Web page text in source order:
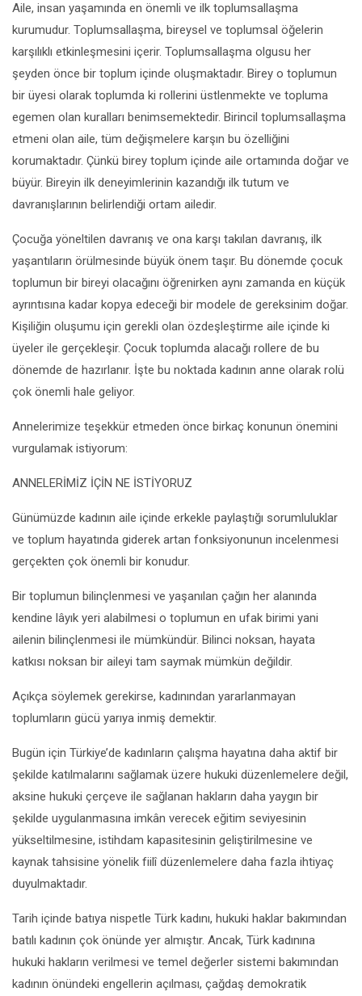
Aile, insan yaşamında en önemli ve ilk toplumsallaşma
kurumudur. Toplumsallaşma, bireysel ve toplumsal öğelerin
karşılıklı etkinleşmesini içerir. Toplumsallaşma olgusu her
şeyden önce bir toplum içinde oluşmaktadır. Birey o toplumun
bir üyesi olarak toplumda ki rollerini üstlenmekte ve topluma
egemen olan kuralları benimsemektedir. Birincil toplumsallaşma
etmeni olan aile, tüm değişmelere karşın bu özelliğini
korumaktadır. Çünkü birey toplum içinde aile ortamında doğar ve
büyür. Bireyin ilk deneyimlerinin kazandığı ilk tutum ve
davranışlarının belirlendiği ortam ailedir.
Çocuğa yöneltilen davranış ve ona karşı takılan davranış, ilk
yaşantıların örülmesinde büyük önem taşır. Bu dönemde çocuk
toplumun bir bireyi olacağını öğrenirken aynı zamanda en küçük
ayrıntısına kadar kopya edeceği bir modele de gereksinim doğar.
Kişiliğin oluşumu için gerekli olan özdeşleştirme aile içinde ki
üyeler ile gerçekleşir. Çocuk toplumda alacağı rollere de bu
dönemde de hazırlanır. İşte bu noktada kadının anne olarak rolü
çok önemli hale geliyor.
Annelerimize teşekkür etmeden önce birkaç konunun önemini
vurgulamak istiyorum:
ANNELERİMİZ İÇİN NE İSTİYORUZ
Günümüzde kadının aile içinde erkekle paylaştığı sorumluluklar
ve toplum hayatında giderek artan fonksiyonunun incelenmesi
gerçekten çok önemli bir konudur.
Bir toplumun bilinçlenmesi ve yaşanılan çağın her alanında
kendine lâyık yeri alabilmesi o toplumun en ufak birimi yani
ailenin bilinçlenmesi ile mümkündür. Bilinci noksan, hayata
katkısı noksan bir aileyi tam saymak mümkün değildir.
Açıkça söylemek gerekirse, kadınından yararlanmayan
toplumların gücü yarıya inmiş demektir.
Bugün için Türkiye’de kadınların çalışma hayatına daha aktif bir
şekilde katılmalarını sağlamak üzere hukuki düzenlemelere değil,
aksine hukuki çerçeve ile sağlanan hakların daha yaygın bir
şekilde uygulanmasına imkân verecek eğitim seviyesinin
yükseltilmesine, istihdam kapasitesinin geliştirilmesine ve
kaynak tahsisine yönelik fiilî düzenlemelere daha fazla ihtiyaç
duyulmaktadır.
Tarih içinde batıya nispetle Türk kadını, hukuki haklar bakımından
batılı kadının çok önünde yer almıştır. Ancak, Türk kadınına
hukuki hakların verilmesi ve temel değerler sistemi bakımından
kadının önündeki engellerin açılması, çağdaş demokratik